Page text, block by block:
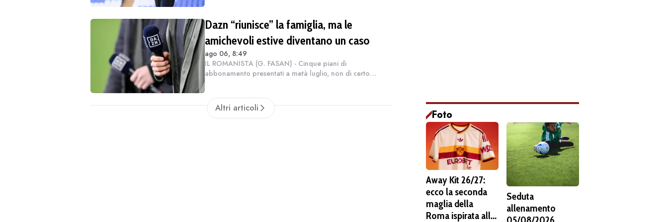
Dazn “riunisce” la famiglia, ma le
amichevoli estive diventano un caso
ago 06, 8:49
IL ROMANISTA (G. FASAN) - Cinque piani di
abbonamento presentati a metà luglio, non di certo
Altri articoli Foto
Away Kit 26/27:
ecco la seconda
maglia della
Roma ispirata alla
Seduta
allenamento